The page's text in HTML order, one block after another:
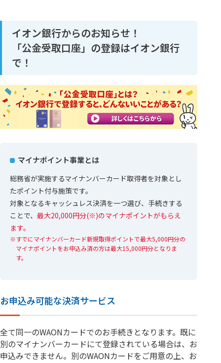
イオン銀行からのお知らせ！
「公金受取口座」の登録はイオン銀行
で！
マイナポイント事業とは
総務省が実施するマイナンバーカード取得者を対象とし
たポイント付与施策です。
対象となるキャッシュレス決済を一つ選び、手続きする
ことで、 最大20,000円分(※)のマイナポイントがもらえ
ます。
すでにマイナンバーカード新規取得ポイントで最大5,000円分の
マイナポイントをお申込み済の方は最大15,000円分となりま
す。
お申込み可能な決済サービス
全て同一のWAONカードでのお手続きとなります。既に
別のマイナンバーカードにて登録されている場合は、お
申込みできません。別のWAONカードをご用意の上、お